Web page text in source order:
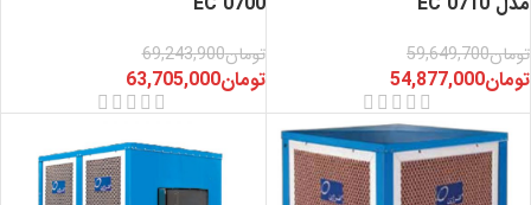
تومان59,649,700
تومان54,877,000
تومان69,243,900
تومان63,705,000